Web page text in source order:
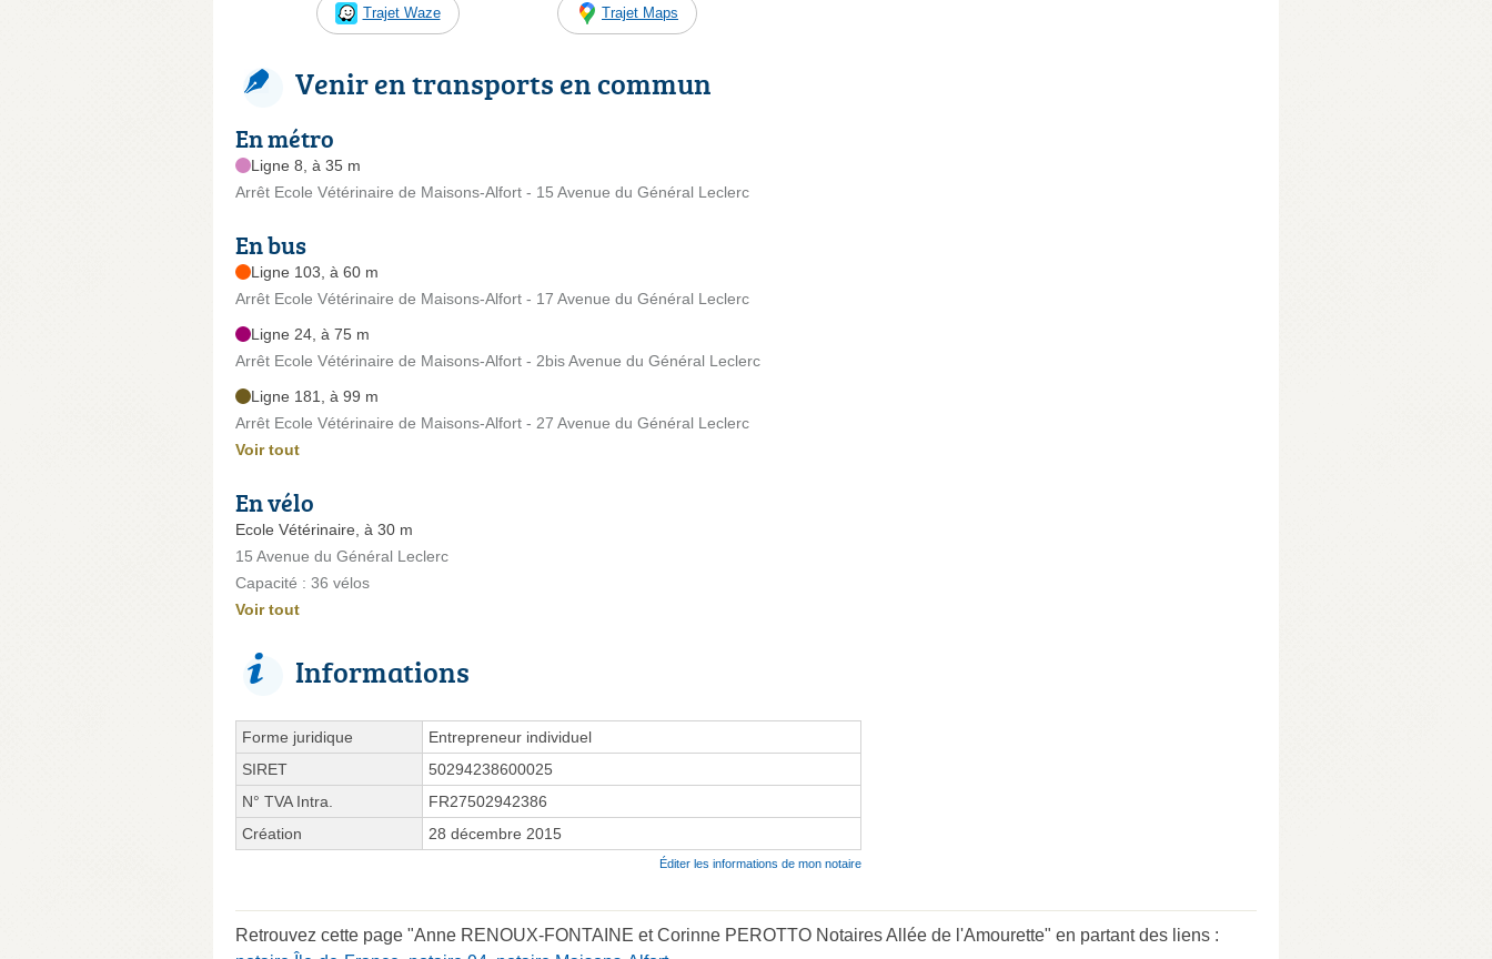
Trajet Waze Trajet Maps
Venir en transports en commun
En métro
Ligne 8, à 35 m
Arrêt Ecole Vétérinaire de Maisons-Alfort - 15 Avenue du Général Leclerc
En bus
Ligne 103, à 60 m
Arrêt Ecole Vétérinaire de Maisons-Alfort - 17 Avenue du Général Leclerc
Ligne 24, à 75 m
Arrêt Ecole Vétérinaire de Maisons-Alfort - 2bis Avenue du Général Leclerc
Ligne 181, à 99 m
Arrêt Ecole Vétérinaire de Maisons-Alfort - 27 Avenue du Général Leclerc
Voir tout
En vélo
Ecole Vétérinaire, à 30 m
15 Avenue du Général Leclerc
Capacité : 36 vélos
Voir tout
Informations
Forme juridique
Entrepreneur individuel
SIRET
50294238600025
N° TVA Intra.
FR27502942386
Création
28 décembre 2015
Éditer les informations de mon notaire
Retrouvez cette page "Anne RENOUX-FONTAINE et Corinne PEROTTO Notaires Allée de l'Amourette" en partant des liens :